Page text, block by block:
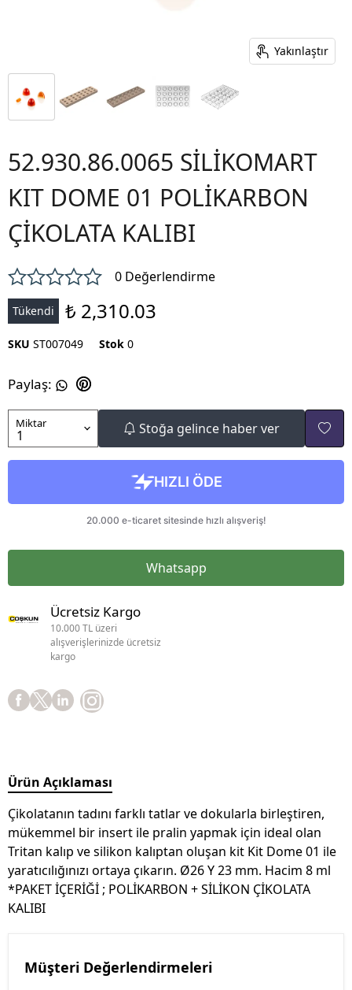
Yakınlaştır
52.930.86.0065 SİLİKOMART
KIT DOME 01 POLİKARBON
ÇİKOLATA KALIBI
0 Değerlendirme
Tükendi ₺ 2,310.03
SKU ST007049 Stok 0
Paylaş:
Miktar Stoğa gelince haber ver
Whatsapp
Ücretsiz Kargo
10.000 TL üzeri
alışverişlerinizde ücretsiz
kargo
Ürün Açıklaması
Çikolatanın tadını farklı tatlar ve dokularla birleştiren,
mükemmel bir insert ile pralin yapmak için ideal olan
Tritan kalıp ve silikon kalıptan oluşan kit Kit Dome 01 ile
yaratıcılığınızı ortaya çıkarın. Ø26 Y 23 mm. Hacim 8 ml
*PAKET İÇERİĞİ ; POLİKARBON + SİLİKON ÇİKOLATA
KALIBI
Müşteri Değerlendirmeleri